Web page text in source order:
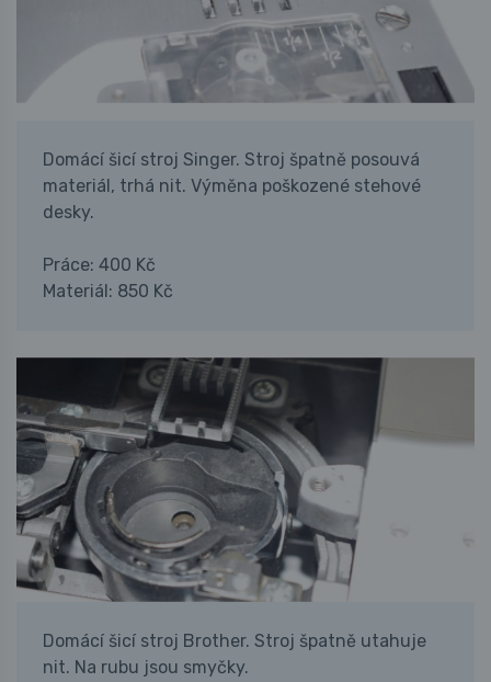
Domácí šicí stroj Singer. Stroj špatně posouvá
materiál, trhá nit. Výměna poškozené stehové
desky.
Práce: 400 Kč
Materiál: 850 Kč
Domácí šicí stroj Brother. Stroj špatně utahuje
nit. Na rubu jsou smyčky.